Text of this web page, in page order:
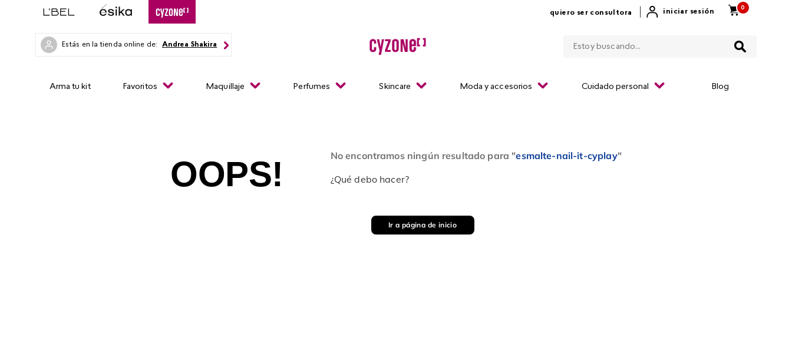
quiero ser consultora iniciar sesión
0
Estás en la tienda online de: Andrea Shakira
Arma tu kit Favoritos Maquillaje Perfumes Skincare Moda y accesorios Cuidado personal Blog
OOPS! No encontramos ningún resultado para "esmalte-nail-it-cyplay"
¿Qué debo hacer?
Ir a página de inicio